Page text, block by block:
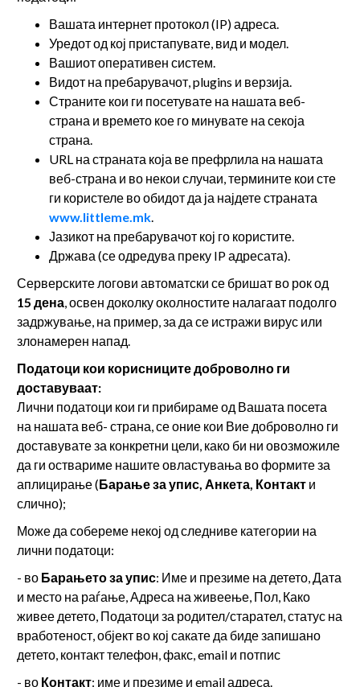
Вашата интернет протокол (IP) адреса.
Уредот од кој пристапувате, вид и модел.
Вашиот оперативен систем.
Видот на пребарувачот, plugins и верзија.
Страните кои ги посетувате на нашата веб-
страна и времето кое го минувате на секоја
страна.
URL на страната која ве префрлила на нашата
веб-страна и во некои случаи, термините кои сте
ги користеле во обидот да ја најдете страната
www.littleme.mk.
Јазикот на пребарувачот кој го користите.
Држава (се одредува преку IP адресата).
Серверските логови автоматски се бришат во рок од
15 дена, освен доколку околностите налагаат подолго
задржување, на пример, за да се истражи вирус или
злонамерен напад.
Податоци кои корисниците доброволно ги
доставуваат:
Лични податоци кои ги прибираме од Вашата посета
на нашата веб- страна, се оние кои Вие доброволно ги
доставувате за конкретни цели, како би ни овозможиле
да ги оствариме нашите овластувања во формите за
аплицирање (Барање за упис, Анкета, Контакт и
слично);
Може да собереме некој од следниве категории на
лични податоци:
- во Барањето за упис: Име и презиме на детето, Дата
и место на раѓање, Адреса на живеење, Пол, Како
живее детето, Податоци за родител/старател, статус на
вработеност, објект во кој сакате да биде запишано
детето, контакт телефон, факс, email и потпис
- во Контакт: име и презиме и email адреса.